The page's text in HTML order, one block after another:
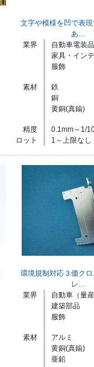
文字や模様を凹で表
あ…
業界
自動車電装品
家具・イン
服飾
素材
鉄
銅
黄銅(真鍮)
精度
0.1mm～1/
ロット
1～上限なし
環境規制対応３価ク
レ…
業界
自動車（量産
建築部品
服飾
素材
アルミ
黄銅(真鍮)
亜鉛